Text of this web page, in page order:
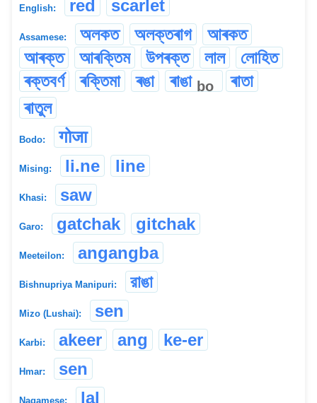
English: red scarlet
Assamese: অলকত অলক্তৰাগ
আৰকত
আৰক্ত
আৰক্তিম উপৰক্ত লাল
লোহিত
ৰক্তবৰ্ণ
ৰক্তিমা ৰঙা ৰাঙা bo
ৰাতা
ৰাতুল
Bodo: गोजा
Mising: li.ne line
Khasi: saw
Garo: gatchak gitchak
Meeteilon: angangba
Bishnupriya Manipuri: রাঙা
Mizo (Lushai): sen
Karbi: akeer ang ke-er
Hmar: sen
Nagamese: lal